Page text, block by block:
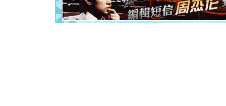
[元旦]当
泣，这痛
卖了。水